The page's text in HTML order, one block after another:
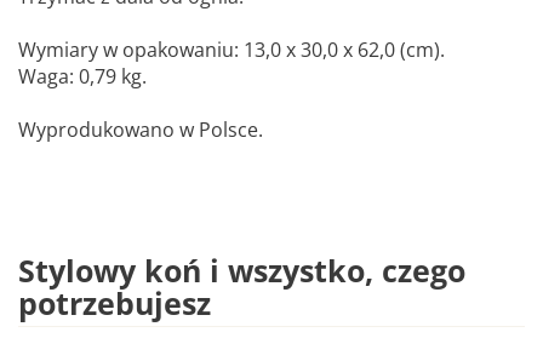
Wymiary w opakowaniu: 13,0 x 30,0 x 62,0 (cm).
Waga: 0,79 kg.
Wyprodukowano w Polsce.
Stylowy koń i wszystko, czego
potrzebujesz